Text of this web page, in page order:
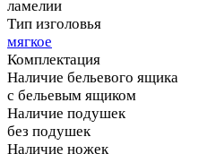
ламелии
Тип изголовья
мягкое
Комплектация
Наличие бельевого ящика
с бельевым ящиком
Наличие подушек
без подушек
Наличие ножек